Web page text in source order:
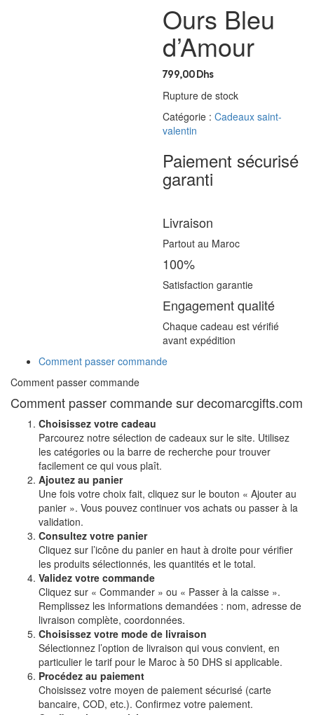
Ours Bleu
d’Amour
799,00Dhs
Rupture de stock
Catégorie :Cadeaux saint-
valentin
Paiement sécurisé
garanti
Livraison
Partout au Maroc
100%
Satisfaction garantie
Engagement qualité
Chaque cadeau est vérifié
avant expédition
Comment passer commande
Comment passer commande
Comment passer commande sur decomarcgifts.com
Choisissez votre cadeau
Parcourez notre sélection de cadeaux sur le site. Utilisez
les catégories ou la barre de recherche pour trouver
facilement ce qui vous plaît.
Ajoutez au panier
Une fois votre choix fait, cliquez sur le bouton « Ajouter au
panier ». Vous pouvez continuer vos achats ou passer à la
validation.
Consultez votre panier
Cliquez sur l’icône du panier en haut à droite pour vérifier
les produits sélectionnés, les quantités et le total.
Validez votre commande
Cliquez sur « Commander » ou « Passer à la caisse ».
Remplissez les informations demandées : nom, adresse de
livraison complète, coordonnées.
Choisissez votre mode de livraison
Sélectionnez l’option de livraison qui vous convient, en
particulier le tarif pour le Maroc à 50 DHS si applicable.
Procédez au paiement
Choisissez votre moyen de paiement sécurisé (carte
bancaire, COD, etc.). Confirmez votre paiement.